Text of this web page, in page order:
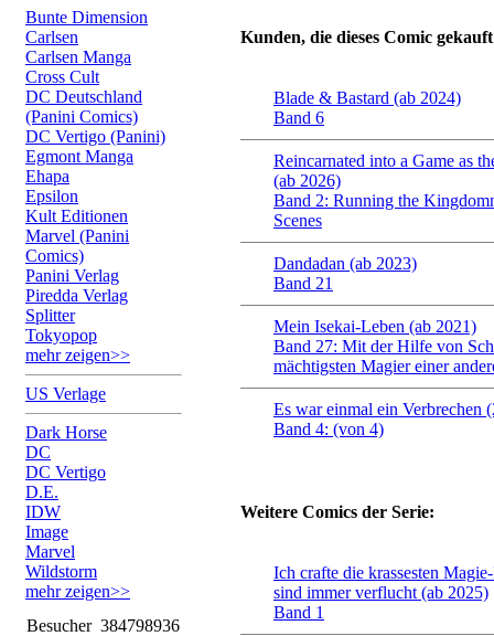
Bunte Dimension
Carlsen
Carlsen Manga
Cross Cult
DC Deutschland
(Panini Comics)
DC Vertigo (Panini)
Egmont Manga
Ehapa
Epsilon
Kult Editionen
Marvel (Panini
Comics)
Panini Verlag
Piredda Verlag
Splitter
Tokyopop
mehr zeigen>>
US Verlage
Dark Horse
DC
DC Vertigo
D.E.
IDW
Image
Marvel
Wildstorm
mehr zeigen>>
Besucher 384798936
Kunden, die dieses Comic
Blade & Bastard (ab 2024)
Band 6
Reincarnated into a Game as
(ab 2026)
Band 2: Running the
Scenes
Dandadan (ab 2023)
Band 21
Mein Isekai-Leben (ab 2021)
Band 27: Mit der Hilfe von
mächtigsten Magier einer
Es war einmal ein Verbrechen
Band 4: (von 4)
Weitere Comics der Serie:
Ich crafte die krassesten
sind immer verflucht (ab 2025)
Band 1